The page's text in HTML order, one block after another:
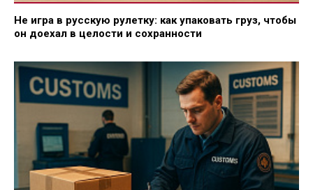
Не игра в русскую рулетку: как упаковать груз, чтобы
он доехал в целости и сохранности